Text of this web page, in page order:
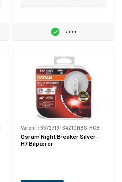
Lager
Varenr.: 6572719 | 64210NBS-HCB
Osram Night Breaker Silver -
H7 Bilpærer